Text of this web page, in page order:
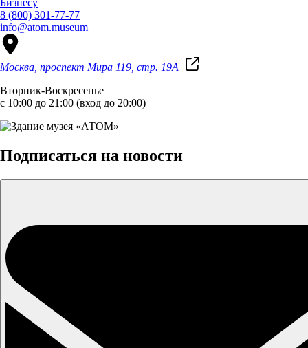
8 (800) 301-77-77
info@atom.museum
Москва, проспект Мира 119, стр. 19А
Вторник-Воскресенье
с 10:00 до 21:00 (вход до 20:00)
Подписаться на новости